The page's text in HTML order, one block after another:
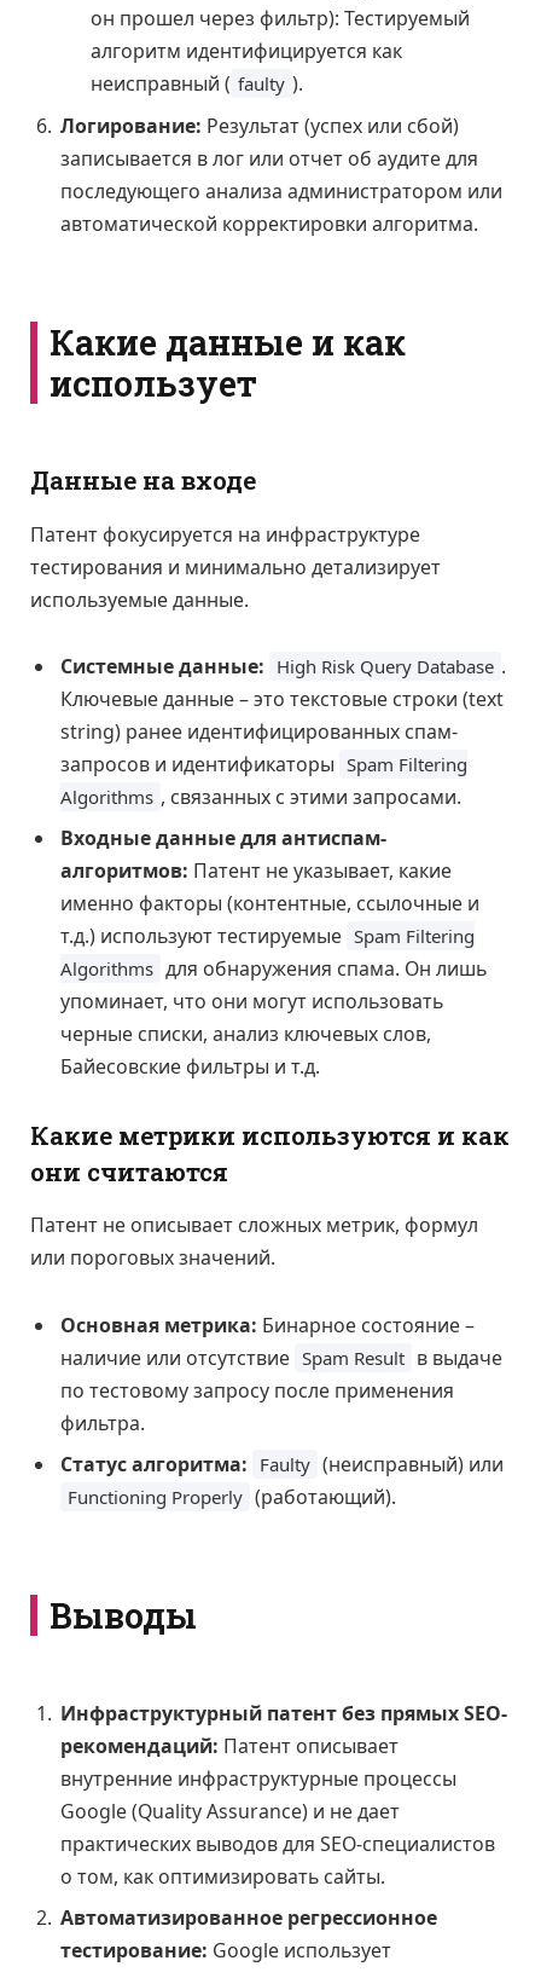
он прошел через фильтр): Тестируемый
алгоритм идентифицируется как
неисправный ( faulty ).
Логирование: Результат (успех или сбой)
записывается в лог или отчет об аудите для
последующего анализа администратором или
автоматической корректировки алгоритма.
Какие данные и как
использует
Данные на входе
Патент фокусируется на инфраструктуре
тестирования и минимально детализирует
используемые данные.
Системные данные: High Risk Query Database .
Ключевые данные – это текстовые строки (text
string) ранее идентифицированных спам-
запросов и идентификаторы Spam Filtering
Algorithms , связанных с этими запросами.
Входные данные для антиспам-
алгоритмов: Патент не указывает, какие
именно факторы (контентные, ссылочные и
т.д.) используют тестируемые Spam Filtering
Algorithms для обнаружения спама. Он лишь
упоминает, что они могут использовать
черные списки, анализ ключевых слов,
Байесовские фильтры и т.д.
Какие метрики используются и как
они считаются
Патент не описывает сложных метрик, формул
или пороговых значений.
Основная метрика: Бинарное состояние –
наличие или отсутствие Spam Result в выдаче
по тестовому запросу после применения
фильтра.
Статус алгоритма: Faulty (неисправный) или
Functioning Properly (работающий).
Выводы
Инфраструктурный патент без прямых SEO-
рекомендаций: Патент описывает
внутренние инфраструктурные процессы
Google (Quality Assurance) и не дает
практических выводов для SEO-специалистов
о том, как оптимизировать сайты.
Автоматизированное регрессионное
тестирование: Google использует